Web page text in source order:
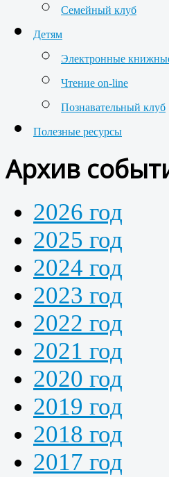
Семейный клуб
Детям
Электронные
Чтение on-line
Познавательный клуб
Полезные ресурсы
Архив
2026 год
2025 год
2024 год
2023 год
2022 год
2021 год
2020 год
2019 год
2018 год
2017 год